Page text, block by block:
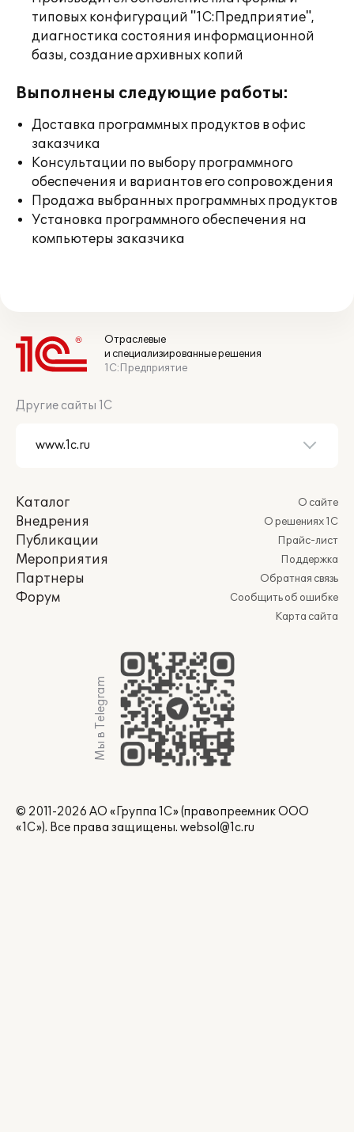
типовых конфигураций "1С:Предприятие",
диагностика состояния информационной
базы, создание архивных копий
Выполнены следующие работы:
Доставка программных продуктов в офис
заказчика
Консультации по выбору программного
обеспечения и вариантов его сопровождения
Продажа выбранных программных продуктов
Установка программного обеспечения на
компьютеры заказчика
Отраслевые
и специализированные решения
1С:Предприятие
Другие сайты 1С
Каталог
Внедрения
Публикации
Мероприятия
Партнеры
Форум
О сайте
О решениях 1С
Прайс-лист
Поддержка
Обратная связь
Сообщить об ошибке
Карта сайта
Мы в Telegram
© 2011-2026 АО «Группа 1С» (правопреемник ООО
«1С»). Все права защищены. websol@1c.ru